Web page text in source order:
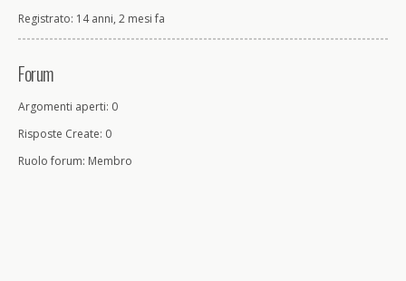
Registrato: 14 anni, 2 mesi fa
Forum
Argomenti aperti: 0
Risposte Create: 0
Ruolo forum: Membro